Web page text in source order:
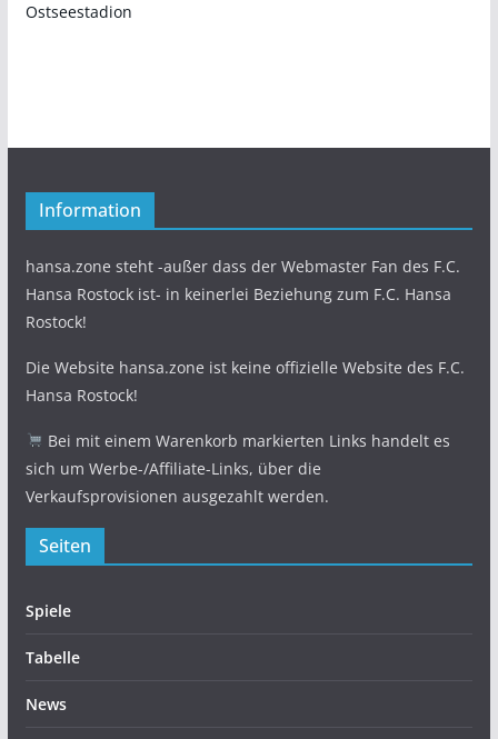
Ostseestadion
Information
hansa.zone steht -außer dass der Webmaster Fan des F.C.
Hansa Rostock ist- in keinerlei Beziehung zum F.C. Hansa
Rostock!
Die Website hansa.zone ist keine offizielle Website des F.C.
Hansa Rostock!
Bei mit einem Warenkorb markierten Links handelt es
sich um Werbe-/Affiliate-Links, über die
Verkaufsprovisionen ausgezahlt werden.
Seiten
Spiele
Tabelle
News